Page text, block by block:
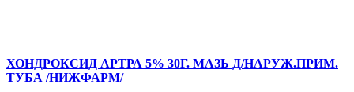
ХОНДРОКСИД АРТРА 5% 30Г. МАЗЬ Д/НАРУЖ.ПРИМ.
ТУБА /НИЖФАРМ/